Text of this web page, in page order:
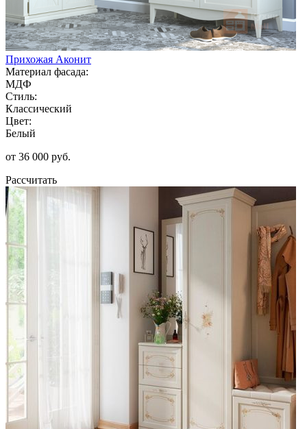
Прихожая Аконит
Материал фасада:
МДФ
Стиль:
Классический
Цвет:
Белый
от 36 000 руб.
Рассчитать